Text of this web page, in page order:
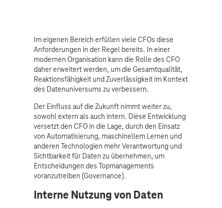
Im eigenen Bereich erfüllen viele CFOs diese
Anforderungen in der Regel bereits. In einer
modernen Organisation kann die Rolle des CFO
daher erweitert werden, um die Gesamtqualität,
Reaktionsfähigkeit und Zuverlässigkeit im Kontext
des Datenuniversums zu verbessern.
Der Einfluss auf die Zukunft nimmt weiter zu,
sowohl extern als auch intern. Diese Entwicklung
versetzt den CFO in die Lage, durch den Einsatz
von Automatisierung, maschinellem Lernen und
anderen Technologien mehr Verantwortung und
Sichtbarkeit für Daten zu übernehmen, um
Entscheidungen des Topmanagements
voranzutreiben (Governance).
Interne Nutzung von Daten